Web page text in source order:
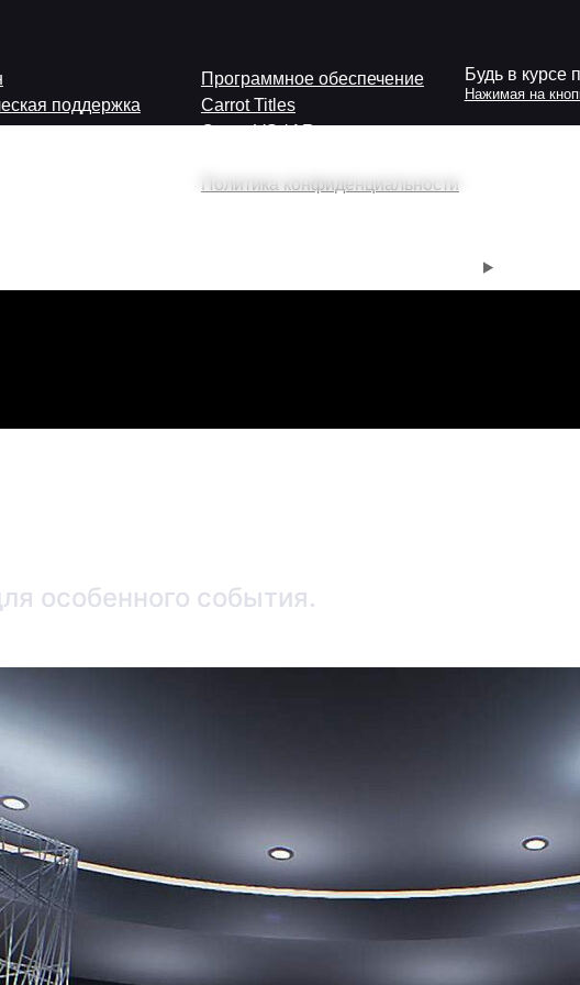
особенного события.
Программное обеспечение
Carrot VS / AR
Будь в курсе последних
Нажимая на кнопку , я соглашаюсь